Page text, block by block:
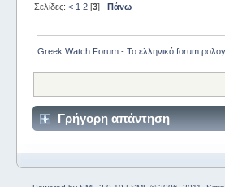
Σελίδες: < 1 2[3] Πάνω
Greek Watch Forum - Το ελληνικό forum
Γρήγορη απάντηση